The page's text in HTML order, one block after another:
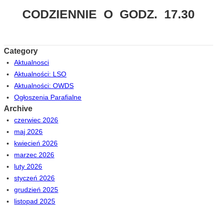
CODZIENNIE O GODZ. 17.30
Category
Aktualnosci
Aktualności: LSO
Aktualności: OWDS
Ogłoszenia Parafialne
Archive
czerwiec 2026
maj 2026
kwiecień 2026
marzec 2026
luty 2026
styczeń 2026
grudzień 2025
listopad 2025